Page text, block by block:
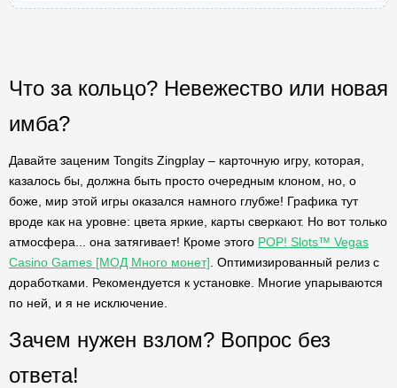
Что за кольцо? Невежество или новая
имба?
Давайте заценим Tongits Zingplay – карточную игру, которая,
казалось бы, должна быть просто очередным клоном, но, о
боже, мир этой игры оказался намного глубже! Графика тут
вроде как на уровне: цвета яркие, карты сверкают. Но вот только
атмосфера... она затягивает! Кроме этого POP! Slots™ Vegas
Casino Games [МОД Много монет] . Оптимизированный релиз с
доработками. Рекомендуется к установке. Многие упарываются
по ней, и я не исключение.
Зачем нужен взлом? Вопрос без
ответа!